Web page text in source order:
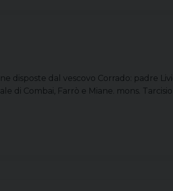
disposte dal vescovo Corrado: padre
di Combai, Farrò e Miane. mons.